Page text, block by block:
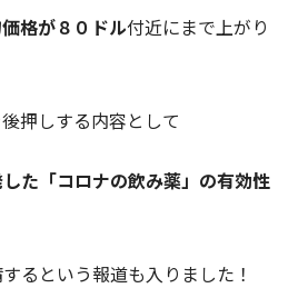
格が８０ドル付近にまで上がり
押しする内容として
た「コロナの飲み薬」の有効性
るという報道も入りました！